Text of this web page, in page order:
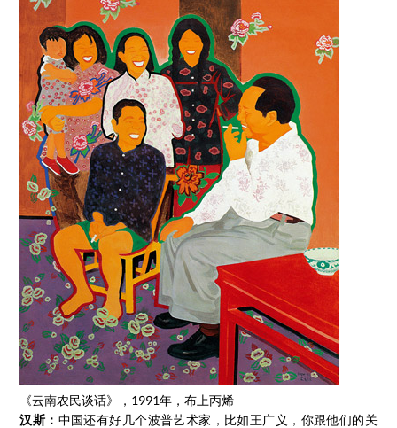
《云南农民谈话》，1991年，布上丙烯
汉斯： 中国还有好几个波普艺术家，比如王广义，你跟他们的关